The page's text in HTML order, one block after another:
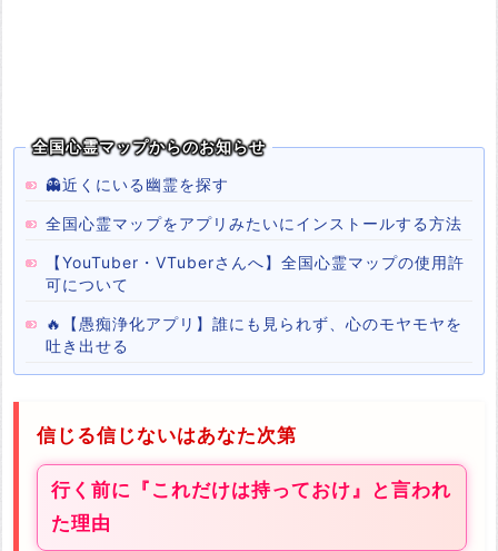
全国心霊マップからのお知らせ
👻近くにいる幽霊を探す
全国心霊マップをアプリみたいにインストールする方法
【YouTuber・VTuberさんへ】全国心霊マップの使用許
可について
🔥【愚痴浄化アプリ】誰にも見られず、心のモヤモヤを
吐き出せる
信じる信じないはあなた次第
行く前に『これだけは持っておけ』と言われ
た理由